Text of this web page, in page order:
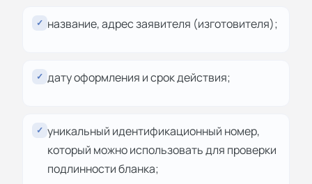
✓ название, адрес заявителя (изготовителя);
✓ дату оформления и срок действия;
✓ уникальный идентификационный номер,
который можно использовать для проверки
подлинности бланка;